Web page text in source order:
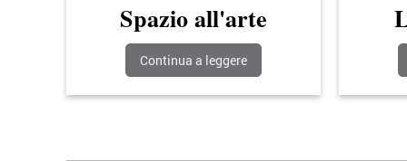
Spazio all'arte
Continua a leggere